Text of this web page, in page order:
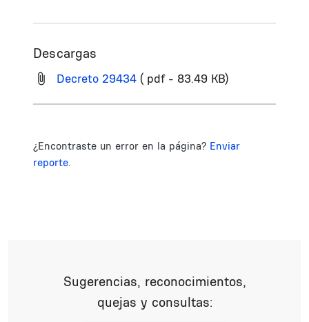
Descargas
Decreto 29434 ( pdf - 83.49 KB)
¿Encontraste un error en la página? Enviar
reporte.
Sugerencias, reconocimientos,
quejas y consultas: